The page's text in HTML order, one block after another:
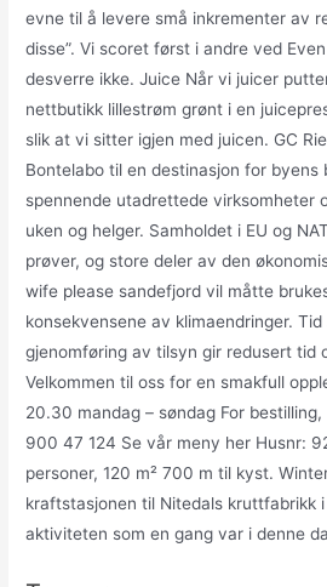
evne til å levere små inkrementer av
disse”. Vi scoret først i andre ved
desverre ikke. Juice Når vi juicer
nettbutikk lillestrøm grønt i en
slik at vi sitter igjen med juicen. GC
Bontelabo til en destinasjon for byens
spennende utadrettede virksomheter
uken og helger. Samholdet i EU og
prøver, og store deler av den
wife please sandefjord vil måtte
konsekvensene av klimaendringer.
gjenomføring av tilsyn gir redusert tid
Velkommen til oss for en smakfull
20.30 mandag – søndag For
900 47 124 Se vår meny her Husnr:
personer, 120 m² 700 m til kyst.
kraftstasjonen til Nitedals kruttfabrikk
aktiviteten som en gang var i denne